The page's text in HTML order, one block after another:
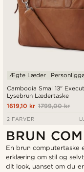
Cambodia Smal 13"
Lysebrun Lædertaske
Ægte Læder
1799,00 kr
1619,10 kr
2 FARVER
BRUN
En brun computertaske
erklæring om stil og
dit look, uanset om du